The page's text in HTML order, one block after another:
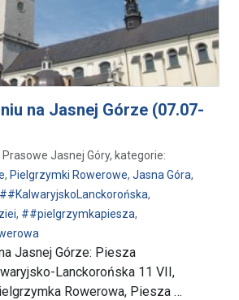
na Jasnej Górze (07.07-
Jasnej Góry, kategorie:
, Pielgrzymki Rowerowe, Jasna Góra,
##KalwaryjskoLanckorońska,
, ##pielgrzymkapiesza,
Jasnej Górze: Piesza
Lanckorońska 11 VII,
Rowerowa, Piesza …